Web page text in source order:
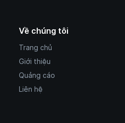
Về chúng tôi
Trang chủ
Giới thiệu
Quảng cáo
Liên hệ